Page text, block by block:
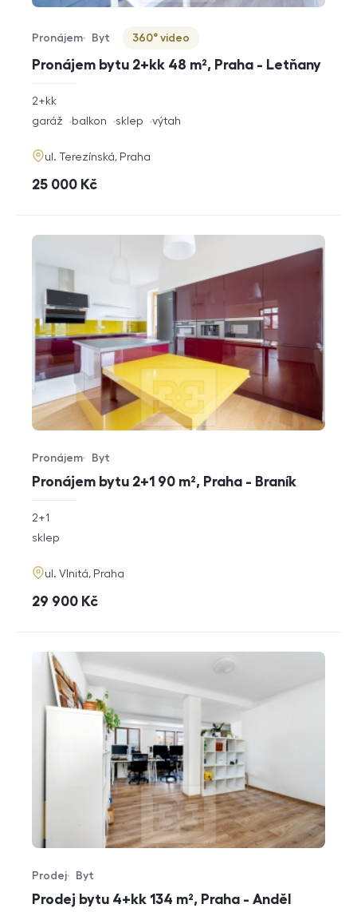
Pronájem bytu 2+kk 48 m², Praha - Letňany
Typ nabídky
Pronájem
Typ nemovitosti
Byt
Virtuální prohlídka
360° video
rozměry
2+kk
funkce
garáž balkon sklep výtah
adresa
ul. Terezínská, Praha
cena
25 000 Kč
Pronájem bytu 2+1 90 m², Praha - Braník
Typ nabídky
Pronájem
Typ nemovitosti
Byt
rozměry
2+1
funkce
sklep
adresa
ul. Vlnitá, Praha
cena
29 900 Kč
Prodej bytu 4+kk 134 m², Praha - Anděl
Typ nabídky
Prodej
Typ nemovitosti
Byt